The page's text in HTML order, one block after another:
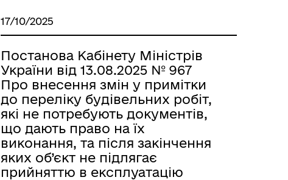
17/10/2025
Постанова Кабінету Міністрів
України від 13.08.2025 № 967
Про внесення змін у примітки
до переліку будівельних робіт,
які не потребують документів,
що дають право на їх
виконання, та після закінчення
яких об’єкт не підлягає
прийняттю в експлуатацію